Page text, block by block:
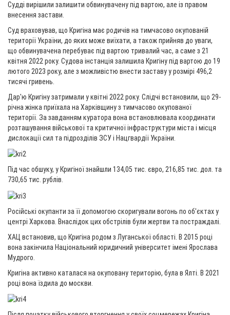
Судді вирішили залишити обвинувачену під вартою, але із правом
внесення застави.
Суд враховував, що Кригіна має родичів на тимчасово окупованій
території України, до яких може виїхати, а також прийняв до уваги,
що обвинувачена перебуває під вартою тривалий час, а саме з 21
квітня 2022 року. Судова інстанція залишила Кригіну під вартою до 19
лютого 2023 року, але з можливістю внести заставу у розмірі 496,2
тисячі гривень.
Дар'ю Кригіну затримали у квітні 2022 року. Слідчі встановили, що 29-
річна жінка приїхала на Харківщину з тимчасово окупованої
території. За завданням куратора вона встановлювала координати
розташування військової та критичної інфраструктури міста і місця
дислокації сил та підрозділів ЗСУ і Нацгвардії України.
Під час обшуку, у Кригіної знайшли 134,05 тис. євро, 216,85 тис. дол. та
730,65 тис. рублів.
Російські окупанти за її допомогою скоригували вогонь по об'єктах у
центрі Харкова. Внаслідок цих обстрілів були жертви та постраждалі.
ХАЦ встановив, що Кригіна родом з Луганської області. В 2015 році
вона закінчила Національний юридичний університет імені Ярослава
Мудрого.
Кригіна активно каталася на окуповану територію, була в Ялті. В 2021
році вона їздила до москви.